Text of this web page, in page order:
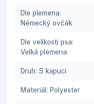
Dle plemena:
Německý ovčák
Dle velikosti psa:
Velká plemena
Druh: S kapucí
Materiál: Polyester